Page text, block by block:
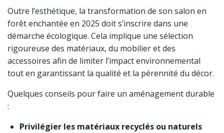
Outre l’esthétique, la transformation de son salon en
forêt enchantée en 2025 doit s’inscrire dans une
démarche écologique. Cela implique une sélection
rigoureuse des matériaux, du mobilier et des
accessoires afin de limiter l’impact environnemental
tout en garantissant la qualité et la pérennité du décor.
Quelques conseils pour faire un aménagement durable
:
Privilégier les matériaux recyclés ou naturels